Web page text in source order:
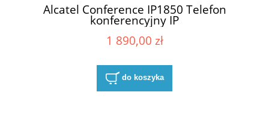
Alcatel Conference IP1850 Telefon
konferencyjny IP
1 890,00 zł
do koszyka